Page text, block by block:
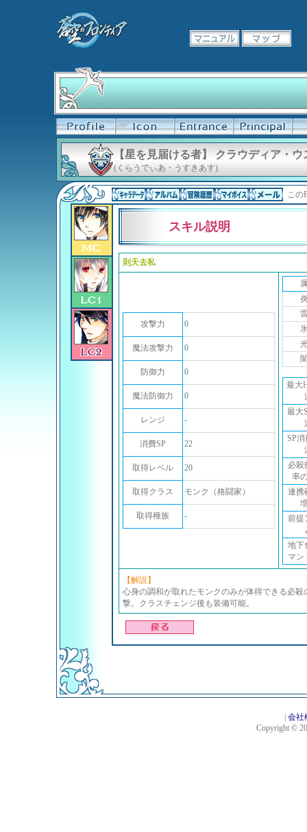
【星を見届ける者】 クラウディア・ウ
(くらうでぃあ・うすきあす)
この
スキル説明
則天去私
攻撃力 0
魔法攻撃力 0
防御力 0
魔法防御力 0
レンジ -
消費SP 22
取得レベル 20
取得クラス モンク（格闘家）
取得種族 -
最大
最大
SP
必殺
率
連携
前提
地下
マン
【解説】
心身の調和が取れたモンクのみが体得できる必
撃。クラスチェンジ後も装備可能。
会社
Copyright ©